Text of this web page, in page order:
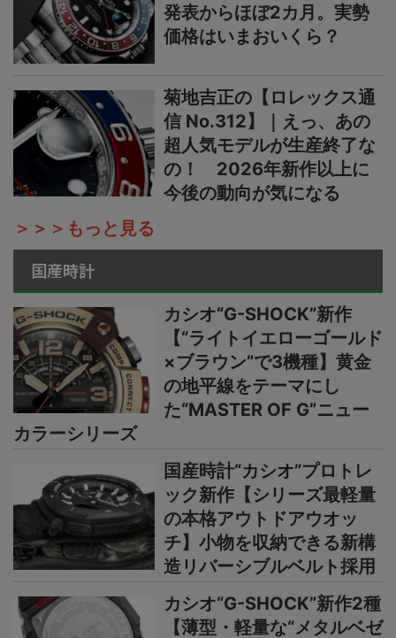
発表からほぼ2カ月。実勢
価格はいまおいくら？
菊地吉正の【ロレックス通
信 No.312】｜えっ、あの
超人気モデルが生産終了な
の！ 2026年新作以上に
今後の動向が気になる
＞＞＞もっと見る
国産時計
カシオ“G-SHOCK”新作
【“ライトイエローゴールド
×ブラウン”で3機種】黄金
の地平線をテーマにし
た“MASTER OF G”ニュー
カラーシリーズ
国産時計“カシオ”プロトレ
ック新作【シリーズ最軽量
の本格アウトドアウオッ
チ】小物を収納できる新構
造リバーシブルベルト採用
カシオ“G-SHOCK”新作2種
【薄型・軽量な“メタルベゼ